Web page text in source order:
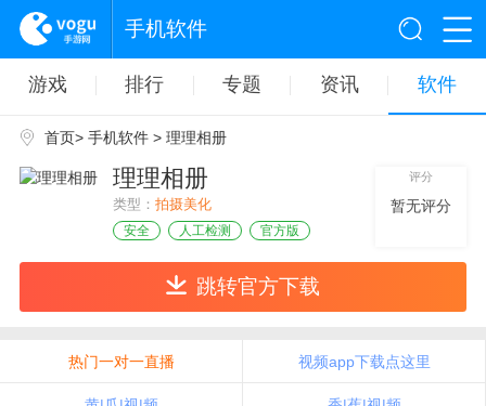
手机软件
游戏 排行 专题 资讯 软件
首页> 手机软件> 理理相册
理理相册
类型： 拍摄美化
安全 人工检测 官方版
评分
暂无评分
跳转官方下载
热门一对一直播 视频app下载点这里